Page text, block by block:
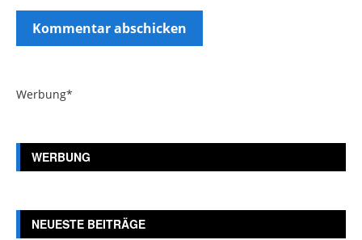
Werbung*
WERBUNG
NEUESTE BEITRÄGE